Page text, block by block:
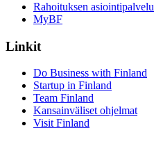
Rahoituksen asiointipalvelu
MyBF
Linkit
Do Business with Finland
Startup in Finland
Team Finland
Kansainväliset ohjelmat
Visit Finland